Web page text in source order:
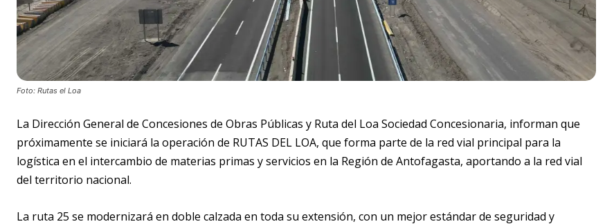
Foto: Rutas el Loa
La Dirección General de Concesiones de Obras Públicas y Ruta del Loa Sociedad Concesionaria, informan que
próximamente se iniciará la operación de RUTAS DEL LOA, que forma parte de la red vial principal para la
logística en el intercambio de materias primas y servicios en la Región de Antofagasta, aportando a la red vial
del territorio nacional.
La ruta 25 se modernizará en doble calzada en toda su extensión, con un mejor estándar de seguridad y